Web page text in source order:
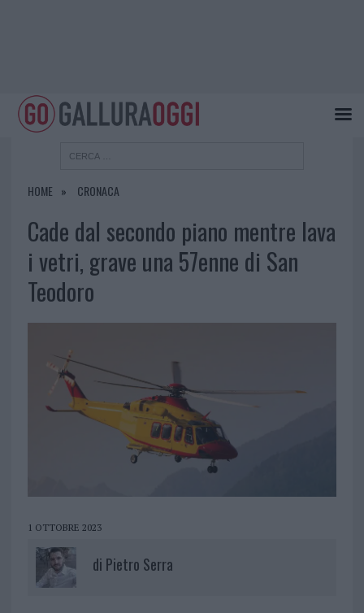
HOME CRONACA
Cade dal secondo piano mentre lava
i vetri, grave una 57enne di San
Teodoro
1 OTTOBRE 2023
di Pietro Serra